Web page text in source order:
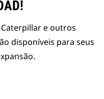
e outros
disponíveis para seus